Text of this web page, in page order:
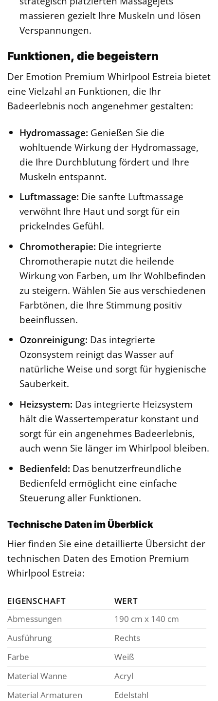
massieren gezielt Ihre Muskeln und lösen
Verspannungen.
Funktionen, die begeistern
Der Emotion Premium Whirlpool Estreia bietet
eine Vielzahl an Funktionen, die Ihr
Badeerlebnis noch angenehmer gestalten:
Hydromassage: Genießen Sie die
wohltuende Wirkung der Hydromassage,
die Ihre Durchblutung fördert und Ihre
Muskeln entspannt.
Luftmassage: Die sanfte Luftmassage
verwöhnt Ihre Haut und sorgt für ein
prickelndes Gefühl.
Chromotherapie: Die integrierte
Chromotherapie nutzt die heilende
Wirkung von Farben, um Ihr Wohlbefinden
zu steigern. Wählen Sie aus verschiedenen
Farbtönen, die Ihre Stimmung positiv
beeinflussen.
Ozonreinigung: Das integrierte
Ozonsystem reinigt das Wasser auf
natürliche Weise und sorgt für hygienische
Sauberkeit.
Heizsystem: Das integrierte Heizsystem
hält die Wassertemperatur konstant und
sorgt für ein angenehmes Badeerlebnis,
auch wenn Sie länger im Whirlpool bleiben.
Bedienfeld: Das benutzerfreundliche
Bedienfeld ermöglicht eine einfache
Steuerung aller Funktionen.
Technische Daten im Überblick
Hier finden Sie eine detaillierte Übersicht der
technischen Daten des Emotion Premium
Whirlpool Estreia:
EIGENSCHAFT
WERT
Abmessungen
190 cm x 140 cm
Ausführung
Rechts
Farbe
Weiß
Material Wanne
Acryl
Material Armaturen
Edelstahl